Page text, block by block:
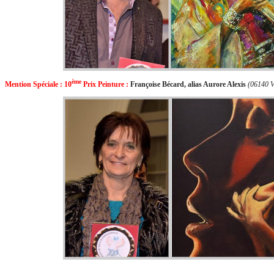
Mention Spéciale : 10èmePrix Peinture : Françoise Bécard, alias Aurore Alexis (06140